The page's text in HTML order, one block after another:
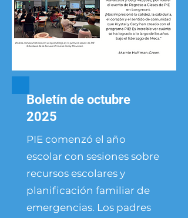
Boletín de octubre
2025
PIE comenzó el año
escolar con sesiones sobre
recursos escolares y
planificación familiar de
emergencias. Los padres